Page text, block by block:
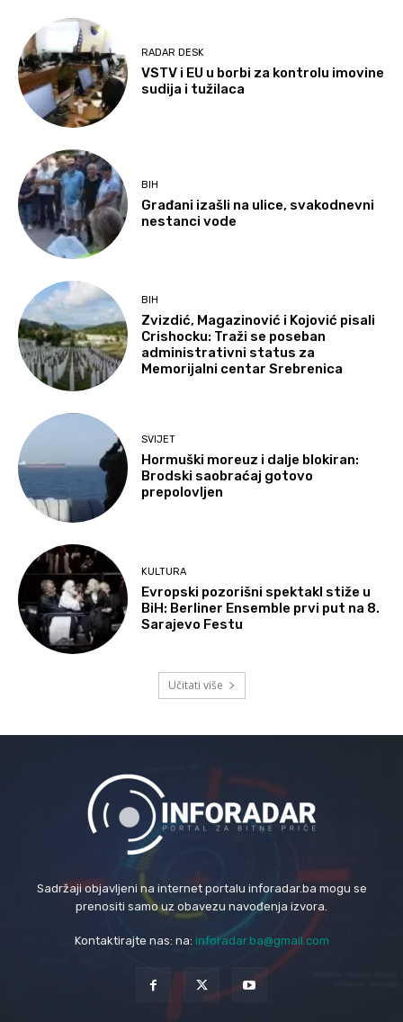
RADAR DESK
VSTV i EU u borbi za kontrolu imovine
sudija i tužilaca
BIH
Građani izašli na ulice, svakodnevni
nestanci vode
BIH
Zvizdić, Magazinović i Kojović pisali
Crishocku: Traži se poseban
administrativni status za
Memorijalni centar Srebrenica
SVIJET
Hormuški moreuz i dalje blokiran:
Brodski saobraćaj gotovo
prepolovljen
KULTURA
Evropski pozorišni spektakl stiže u
BiH: Berliner Ensemble prvi put na 8.
Sarajevo Festu
Učitati više
Sadržaji objavljeni na internet portalu inforadar.ba mogu se
prenositi samo uz obavezu navođenja izvora.
Kontaktirajte nas: na: inforadar.ba@gmail.com